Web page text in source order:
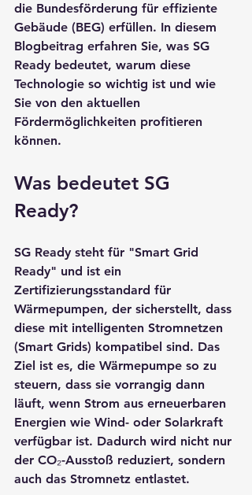
die Bundesförderung für effiziente
Gebäude (BEG) erfüllen. In diesem
Blogbeitrag erfahren Sie, was SG
Ready bedeutet, warum diese
Technologie so wichtig ist und wie
Sie von den aktuellen
Fördermöglichkeiten profitieren
können.
Was bedeutet SG
Ready?
SG Ready steht für "Smart Grid
Ready" und ist ein
Zertifizierungsstandard für
Wärmepumpen, der sicherstellt, dass
diese mit intelligenten Stromnetzen
(Smart Grids) kompatibel sind. Das
Ziel ist es, die Wärmepumpe so zu
steuern, dass sie vorrangig dann
läuft, wenn Strom aus erneuerbaren
Energien wie Wind- oder Solarkraft
verfügbar ist. Dadurch wird nicht nur
der CO₂-Ausstoß reduziert, sondern
auch das Stromnetz entlastet.